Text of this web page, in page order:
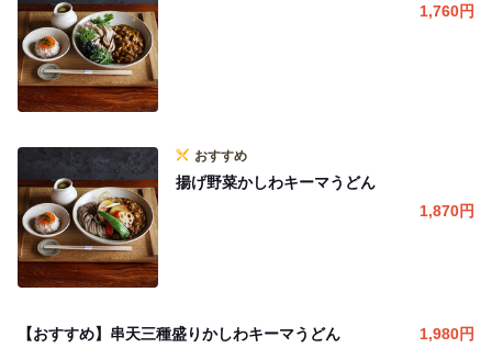
1,760円
おすすめ
揚げ野菜かしわキーマうどん
1,870円
【おすすめ】串天三種盛りかしわキーマうどん 1,980円